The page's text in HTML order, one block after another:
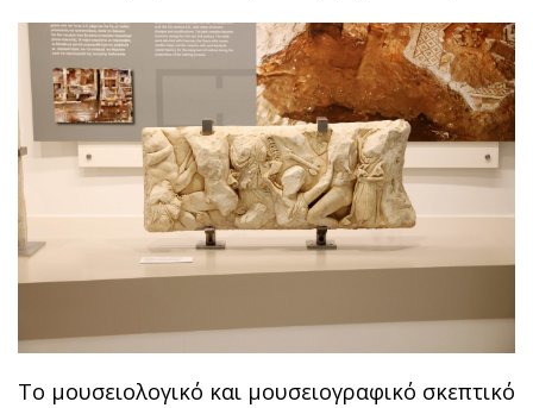
Το μουσειολογικό και μουσειογραφικό σκεπτικό